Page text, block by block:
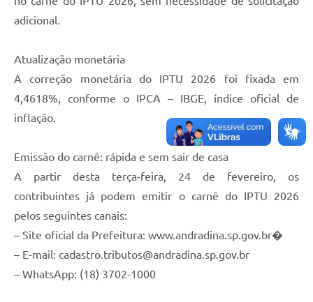
adicional.
Atualização monetária
A correção monetária do IPTU 2026 foi fixada em
4,4618%, conforme o IPCA – IBGE, índice oficial de
inflação.
Emissão do carnê: rápida e sem sair de casa
A partir desta terça-feira, 24 de fevereiro, os
contribuintes já podem emitir o carnê do IPTU 2026
pelos seguintes canais:
– Site oficial da Prefeitura: www.andradina.sp.gov.br�
– E-mail: cadastro.tributos@andradina.sp.gov.br
– WhatsApp: (18) 3702-1000